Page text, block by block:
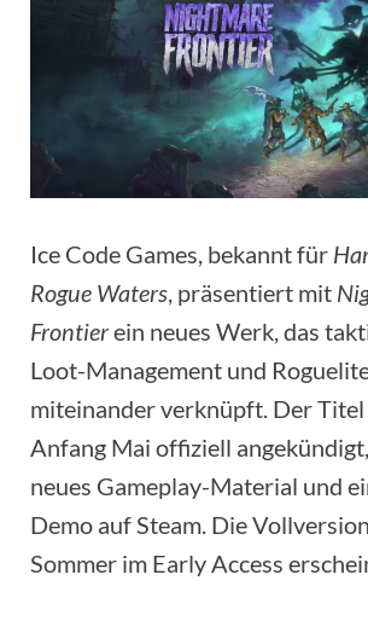
Ice Code Games, bekannt für
Rogue Waters, präsentiert mit
Frontierein neues Werk, das
Loot-Management und
miteinander verknüpft. Der
Anfang Mai offiziell
neues Gameplay-Material und
Demo auf Steam. Die
Sommer im Early Access